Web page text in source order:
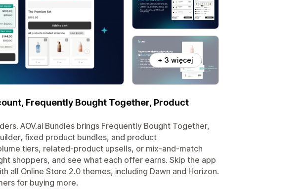
+ 3 więcej
Frequently Bought Together, Product
AOV.ai Bundles brings Frequently Bought Together,
fixed product bundles, and product
tiers, related-product upsells, or mix-and-match
shoppers, and see what each offer earns. Skip the app
all Online Store 2.0 themes, including Dawn and Horizon.
for buying more.